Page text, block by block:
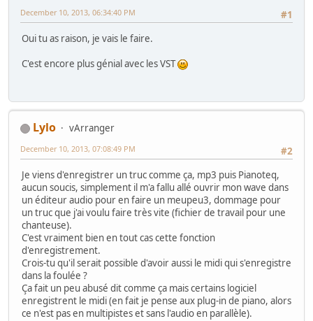
#1
December 10, 2013, 06:34:40 PM
Oui tu as raison, je vais le faire.
C'est encore plus génial avec les VST
Lylo
vArranger
#2
December 10, 2013, 07:08:49 PM
Je viens d'enregistrer un truc comme ça, mp3 puis Pianoteq,
aucun soucis, simplement il m'a fallu allé ouvrir mon wave dans
un éditeur audio pour en faire un meupeu3, dommage pour
un truc que j'ai voulu faire très vite (fichier de travail pour une
chanteuse).
C'est vraiment bien en tout cas cette fonction
d'enregistrement.
Crois-tu qu'il serait possible d'avoir aussi le midi qui s'enregistre
dans la foulée ?
Ça fait un peu abusé dit comme ça mais certains logiciel
enregistrent le midi (en fait je pense aux plug-in de piano, alors
ce n'est pas en multipistes et sans l'audio en parallèle).